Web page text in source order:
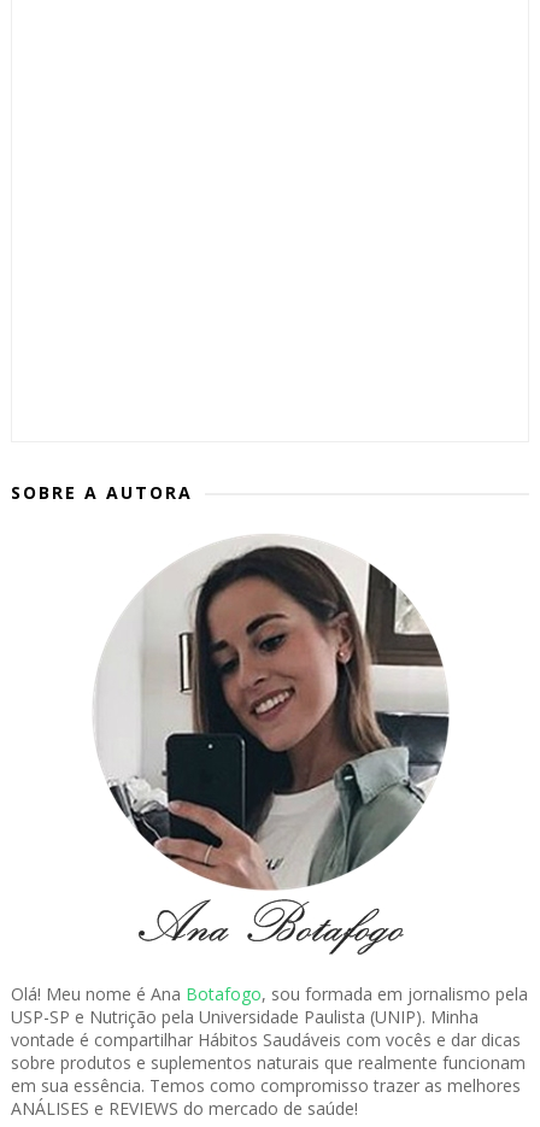
SOBRE A AUTORA
Olá! Meu nome é Ana Botafogo, sou formada em jornalismo pela
USP-SP e Nutrição pela Universidade Paulista (UNIP). Minha
vontade é compartilhar Hábitos Saudáveis com vocês e dar dicas
sobre produtos e suplementos naturais que realmente funcionam
em sua essência. Temos como compromisso trazer as melhores
ANÁLISES e REVIEWS do mercado de saúde!